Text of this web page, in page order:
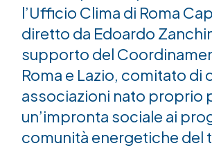
l’Ufficio Clima di Roma
diretto da Edoardo
supporto del
Roma e Lazio, comitato di
associazioni nato proprio
un’impronta sociale ai
comunità energetiche del